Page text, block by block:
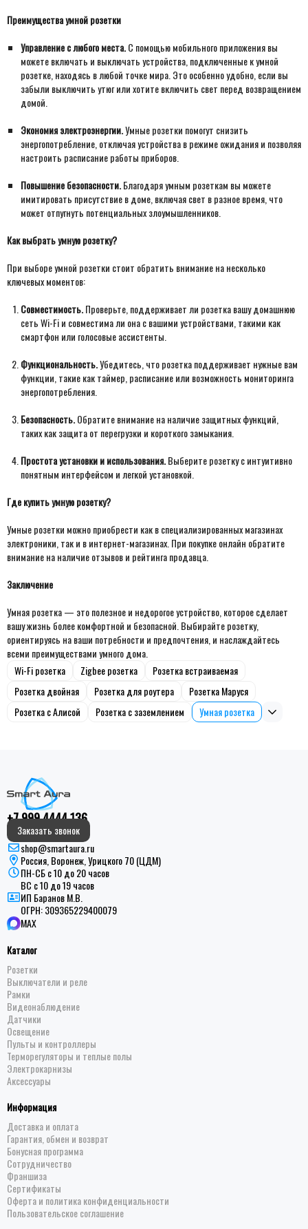
Преимущества умной розетки
Управление с любого места.С помощью мобильного приложения вы
можете включать и выключать устройства, подключенные к умной
розетке, находясь в любой точке мира. Это особенно удобно, если вы
забыли выключить утюг или хотите включить свет перед возвращением
домой.
Экономия электроэнергии.Умные розетки помогут снизить
энергопотребление, отключая устройства в режиме ожидания и позволяя
настроить расписание работы приборов.
Повышение безопасности.Благодаря умным розеткам вы можете
имитировать присутствие в доме, включая свет в разное время, что
может отпугнуть потенциальных злоумышленников.
Как выбрать умную розетку?
При выборе умной розетки стоит обратить внимание на несколько
ключевых моментов:
Совместимость.Проверьте, поддерживает ли розетка вашу домашнюю
сеть Wi-Fi и совместима ли она с вашими устройствами, такими как
смартфон или голосовые ассистенты.
Функциональность.Убедитесь, что розетка поддерживает нужные вам
функции, такие как таймер, расписание или возможность мониторинга
энергопотребления.
Безопасность.Обратите внимание на наличие защитных функций,
таких как защита от перегрузки и короткого замыкания.
Простота установки и использования.Выберите розетку с интуитивно
понятным интерфейсом и легкой установкой.
Где купить умную розетку?
Умные розетки можно приобрести как в специализированных магазинах
электроники, так и в интернет-магазинах. При покупке онлайн обратите
внимание на наличие отзывов и рейтинга продавца.
Заключение
Умная розетка — это полезное и недорогое устройство, которое сделает
вашу жизнь более комфортной и безопасной. Выбирайте розетку,
ориентируясь на ваши потребности и предпочтения, и наслаждайтесь
всеми преимуществами умного дома.
Wi-Fi розетка
Zigbee розетка
Розетка встраиваемая
Розетка двойная
Розетка для роутера
Розетка Маруся
Розетка с Алисой
Розетка с заземлением Умная розетка
+7 999 4444 136
Заказать звонок
shop@smartaura.ru
Россия, Воронеж, Урицкого 70 (ЦДМ)
ПН-СБ с 10 до 20 часов
ВС с 10 до 19 часов
ИП Баранов М.В.
ОГРН:309365229400079
MAX
Каталог
Розетки
Выключатели и реле
Рамки
Видеонаблюдение
Датчики
Освещение
Пульты и контроллеры
Терморегуляторы и теплые полы
Электрокарнизы
Аксессуары
Информация
Доставка и оплата
Гарантия, обмен и возврат
Бонусная программа
Сотрудничество
Франшиза
Сертификаты
Оферта и политика конфиденциальности
Пользовательское соглашение